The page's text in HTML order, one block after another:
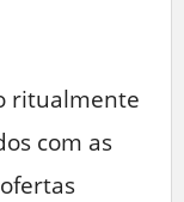
ritualmente
com as